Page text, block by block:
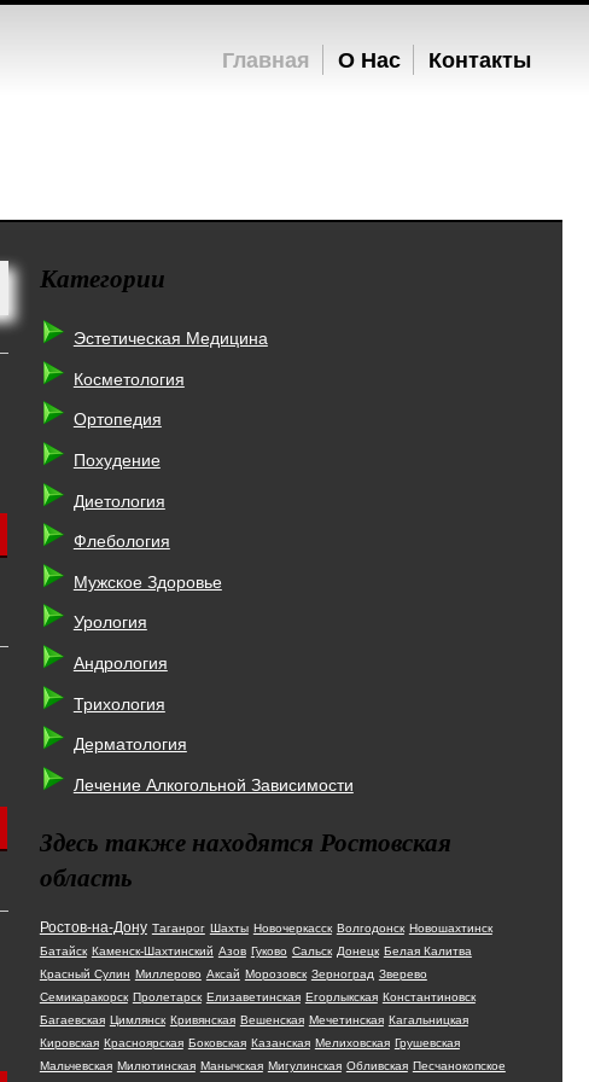
Главная О Нас Контакты
Категории
Эстетическая Медицина
Косметология
Ортопедия
Похудение
Диетология
Флебология
Мужское Здоровье
Урология
Андрология
Трихология
Дерматология
Лечение Алкогольной Зависимости
Здесь также находятся Ростовская
область
Ростов-на-Дону Таганрог Шахты Новочеркасск Волгодонск Новошахтинск
Батайск Каменск-Шахтинский Азов Гуково Сальск Донецк Белая Калитва
Красный Сулин Миллерово Аксай Морозовск Зерноград Зверево
Семикаракорск Пролетарск Елизаветинская Егорлыкская Константиновск
Багаевская Цимлянск Кривянская Вешенская Мечетинская Кагальницкая
Кировская Красноярская Боковская Казанская Мелиховская Грушевская
Мальчевская Милютинская Манычская Мигулинская Обливская Песчанокопское